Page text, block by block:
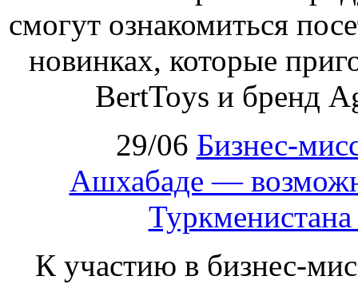
смогут ознакомиться
новинках, которые
BertToys и бренд
29/06
Ашхабаде —
К участию в